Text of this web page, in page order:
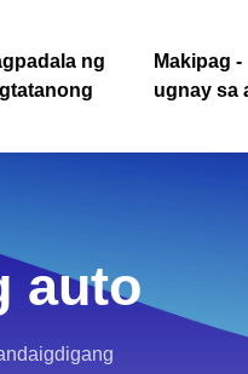
ng
Makipag -
ugnay sa
auto